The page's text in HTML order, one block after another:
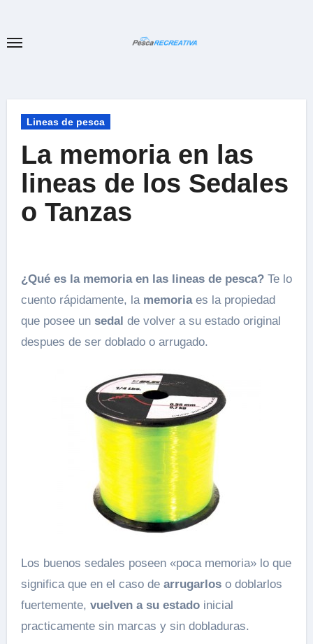
contenido
Lineas de pesca
La memoria en las
lineas de los Sedales
o Tanzas
¿Qué es la memoria en las lineas de pesca?Te lo
cuento rápidamente, la memoria es la propiedad
que posee un sedal de volver a su estado original
despues de ser doblado o arrugado.
Los buenos sedales poseen «poca memoria» lo que
significa que en el caso de arrugarloso doblarlos
fuertemente, vuelven a su estadoinicial
practicamente sin marcas y sin dobladuras.